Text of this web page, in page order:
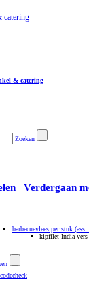
catering
& catering
Zoeken
Verdergaan
barbecuevlees per stuk (ass.
kipfilet India vers